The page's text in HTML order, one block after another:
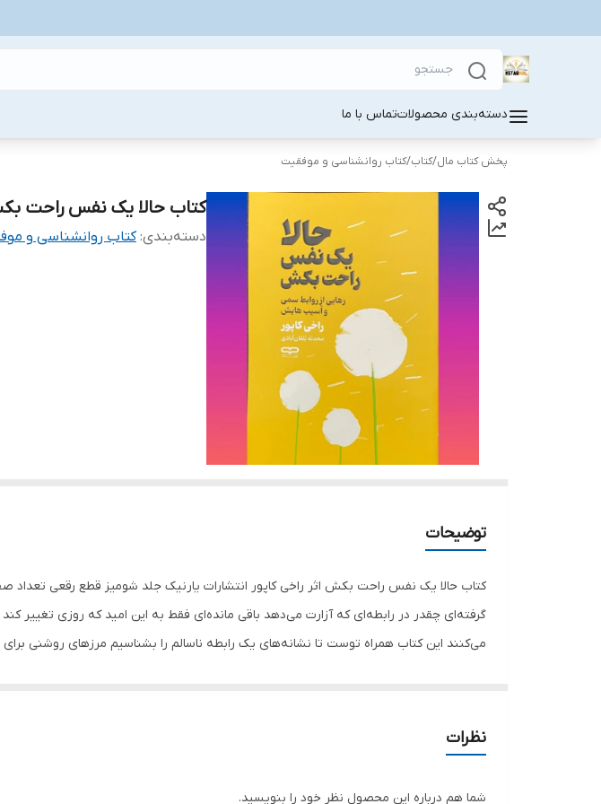
دسته‌بندی محصولاتتماس با ما
پخش کتاب مال/کتاب/کتاب روانشناسی و موفقیت
کتاب حالا یک نفس راحت بکش
دسته‌بندی:کتاب روانشناسی و
توضیحات
گرفته‌ای چقدر در رابطه‌ای که آزارت می‌دهد باقی مانده‌ای فقط به این امید که روزی تغییر
می‌کنند این کتاب همراه توست تا نشانه‌های یک رابطه ناسالم را بشناسیم مرزهای
نظرات
شما هم درباره این محصول نظر خود را بنویسید.